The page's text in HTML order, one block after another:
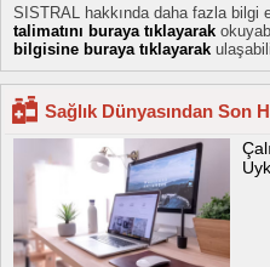
SISTRAL hakkında daha fazla bilgi
talimatını buraya tıklayarak
bilgisine buraya tıklayarak
Sağlık Dünyasından Son